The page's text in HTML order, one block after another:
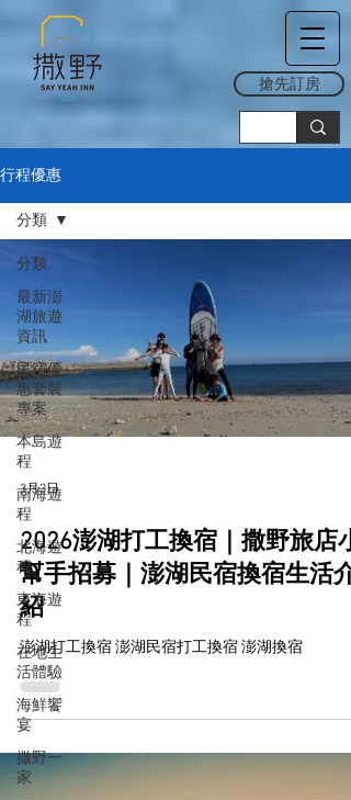
搶先訂房
行程優惠
分類
最新澎
湖旅遊
資訊
民宿優
惠套裝
專案
本島遊
程
南海遊
程
北海遊
程
東海遊
程
在地生
活體驗
海鮮饗
宴
撒野一
家
分類
3月3日
2026澎湖打工換宿｜撒野旅店小
幫手招募｜澎湖民宿換宿生活介
紹
澎湖打工換宿 澎湖民宿打工換宿 澎湖換宿